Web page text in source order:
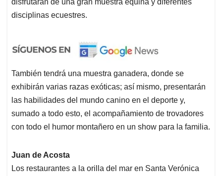
disfrutarán de una gran muestra equina y diferentes
disciplinas ecuestres.
También tendrá una muestra ganadera, donde se
exhibirán varias razas exóticas; así mismo, presentarán
las habilidades del mundo canino en el deporte y,
sumado a todo esto, el acompañamiento de trovadores
con todo el humor montañero en un show para la familia.
Juan de Acosta
Los restaurantes a la orilla del mar en Santa Verónica